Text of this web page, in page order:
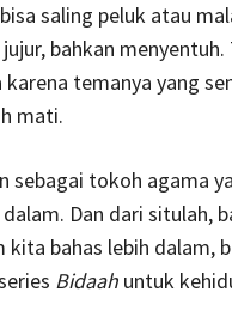
saling peluk atau
bahkan menyentuh.
temanya yang
mati.
sebagai tokoh agama
Dan dari situlah,
kita bahas lebih dalam,
Bidaahuntuk